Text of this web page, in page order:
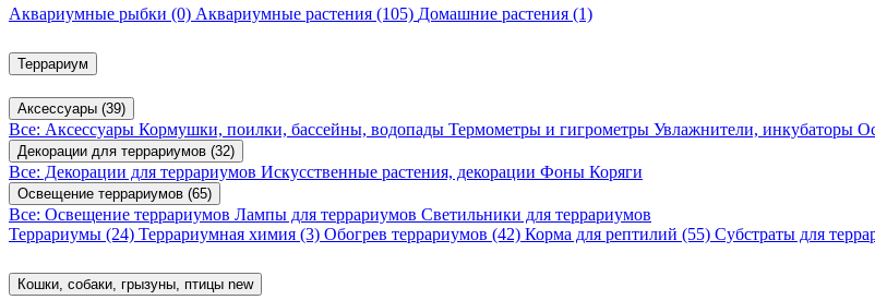
Аквариумные рыбки (0) Аквариумные растения (105) Домашние растения (1)
Террариум
Аксессуары (39)
Все: Аксессуары Кормушки, поилки, бассейны, водопады Термометры и гигрометры Увлажнители, инкубаторы
Декорации для террариумов (32)
Все: Декорации для террариумов Искусственные растения, декорации Фоны Коряги
Освещение террариумов (65)
Все: Освещение террариумов Лампы для террариумов Светильники для террариумов
Террариумы (24) Террариумная химия (3) Обогрев террариумов (42) Корма для рептилий (55) Субстраты для
Кошки, собаки, грызуны, птицы new